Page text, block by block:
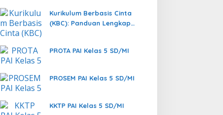
Kurikulum Berbasis Cinta
(KBC): Panduan Lengkap
PROTA PAI Kelas 5 SD/MI
PROSEM PAI Kelas 5 SD/MI
KKTP PAI Kelas 5 SD/MI